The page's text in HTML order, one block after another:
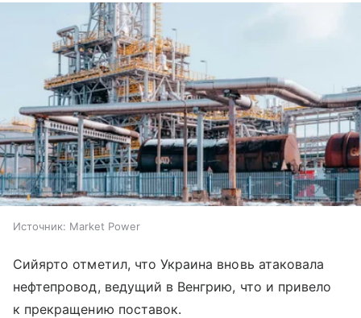
Источник: Market Power
Сийярто отметил, что Украина вновь атаковала
нефтепровод, ведущий в Венгрию, что и привело
к прекращению поставок.